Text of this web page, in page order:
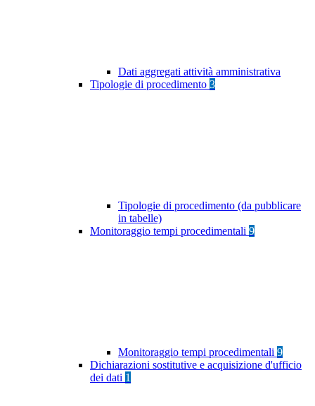
Dati aggregati attività amministrativa
Tipologie di procedimento 3
Tipologie di procedimento (da pubblicare
in tabelle)
Monitoraggio tempi procedimentali 9
Monitoraggio tempi procedimentali 9
Dichiarazioni sostitutive e acquisizione d'ufficio
dei dati 1